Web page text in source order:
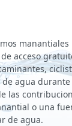
acceso
agua durante
las
o una
de agua.